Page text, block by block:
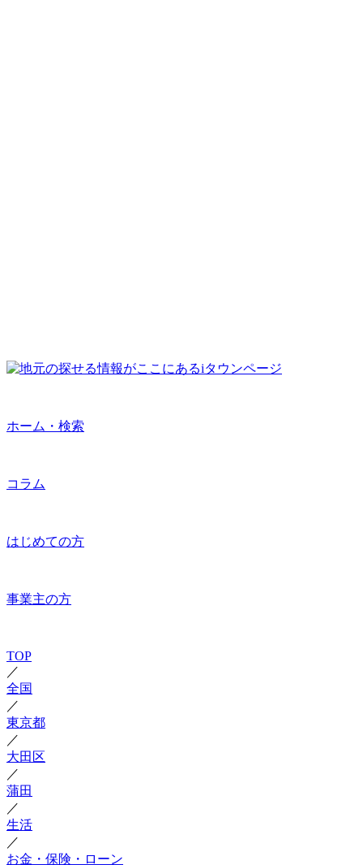
ホーム・検索
コラム
はじめての方
事業主の方
TOP
／
全国
／
東京都
／
大田区
／
蒲田
／
生活
／
お金・保険・ローン